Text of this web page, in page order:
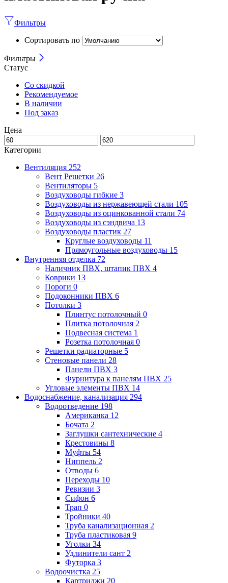
Фильтры
Сортировать по
Фильтры
Статус
Со скидкой
Рекомендуемое
В наличии
Под заказ
Цена
Категории
Вентиляция 252
Вент Решетки 26
Вентиляторы 5
Воздуховоды гибкие 3
Воздуховоды из нержавеющей стали 105
Воздуховоды из оцинкованной стали 74
Воздуховоды из сэндвича 13
Воздуховоды пластик 27
Круглые воздуховоды 11
Прямоугольные воздуховоды 15
Внутренняя отделка 72
Наличник ПВХ, штапик ПВХ 4
Коврики 13
Пороги 0
Подоконники ПВХ 6
Потолки 3
Плинтус потолочный 0
Плитка потолочная 2
Подвесная система 1
Розетка потолочная 0
Решетки радиаторные 5
Стеновые панели 28
Панели ПВХ 3
Фурнитура к панелям ПВХ 25
Угловые элементы ПВХ 14
Водоснабжение, канализация 294
Водоотведение 198
Американка 12
Бочата 2
Заглушки сантехнические 4
Крестовины 8
Муфты 54
Ниппель 2
Отводы 6
Переходы 10
Ревизии 3
Сифон 6
Трап 0
Тройники 40
Труба канализационная 2
Труба пластиковая 9
Уголки 34
Удлинители сант 2
Футорка 3
Водоочистка 25
Картриджи 20